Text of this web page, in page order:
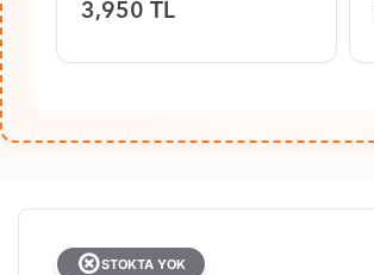
3,950 TL
STOKTA YOK